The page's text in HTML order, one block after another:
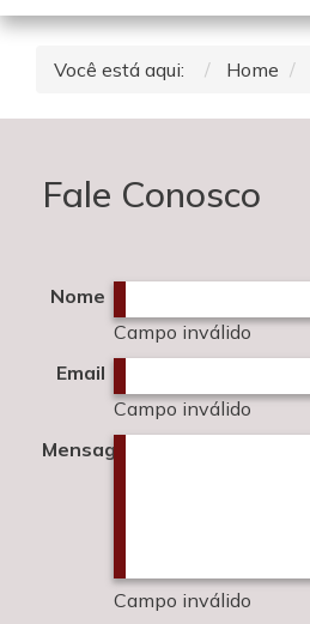
Você está aqui: Home
Fale Conosco
Nome
Campo inválido
Email
Campo inválido
Mensagem
Campo inválido